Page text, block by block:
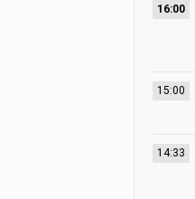
16:00
15:00
14:33